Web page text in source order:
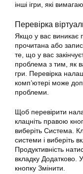
інші ігри, які
Перевірка
Якщо у вас виникає
прочитана або
те, що у вас
проблема з тим, як
гри. Перевірка
комп’ютері може
проблеми.
Щоб перевірити
клацніть правою
виберіть Система.
системи і виберіть
Продуктивність
вкладку Додатково.
кнопку Змінити.